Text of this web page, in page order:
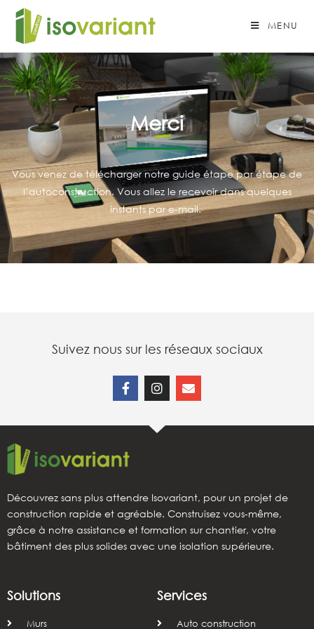
MENU
Merci
Vous venez de télécharger notre guide étape par étape de
l’autoconstruction. Vous allez le recevoir dans quelques
instants par e-mail.
Suivez nous sur les réseaux sociaux
Découvrez sans plus attendre Isovariant, pour un projet de
construction rapide et agréable. Construisez vous-même,
grâce à notre assistance et formation sur chantier, votre
bâtiment des plus solides avec une isolation supérieure.
Solutions
Murs
Services
Auto construction